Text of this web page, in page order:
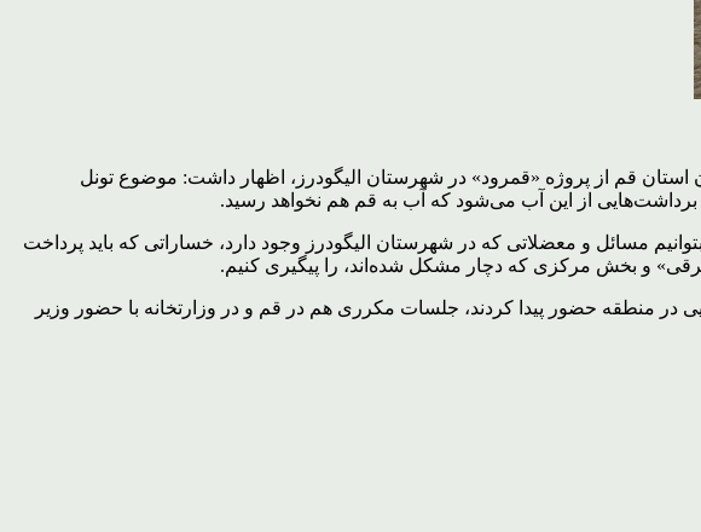
استان قم از پروژه «قمرود» در شهرستان الیگودرز، اظهار داشت: موضوع تونل
از این آب می‌شود که آب به قم هم نخواهد رسید.
مسائل و معضلاتی که در شهرستان الیگودرز وجود دارد، خساراتی که باید پرداخت
و بخش مرکزی که دچار مشکل شده‌اند، را پیگیری کنیم.
در منطقه حضور پیدا کردند، جلسات مکرری هم در قم و در وزارتخانه با حضور وزیر